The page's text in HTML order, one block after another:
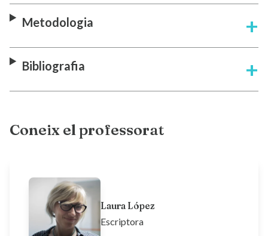
Metodologia
Bibliografia
Coneix el professorat
Laura López
Escriptora